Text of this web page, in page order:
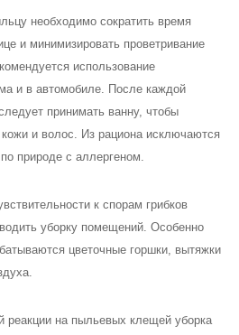
необходимо сократить время
и минимизировать проветривание
использование
и в автомобиле. После каждой
принимать ванну, чтобы
и волос. Из рациона исключаются
природе с аллергеном.
к спорам грибков
уборку помещений. Особенно
цветочные горшки, вытяжки
реакции на пыльевых клещей уборка